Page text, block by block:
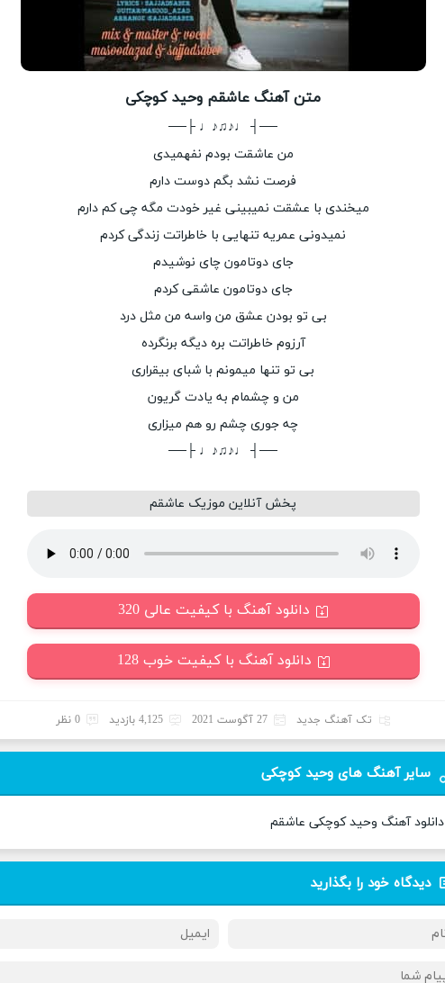
متن آهنگ عاشقم وحید کوچکی
──┤ ♩♪♫♪♩ ├──
من عاشقت بودم نفهمیدی
فرصت نشد بگم دوست دارم
میخندی با عشقت نمیبینی غیر خودت مگه چی کم دارم
نمیدونی عمریه تنهایی با خاطراتت زندگی کردم
جای دوتامون چای نوشیدم
جای دوتامون عاشقی کردم
بی تو بودن عشق من واسه من مثل درد
آرزوم خاطراتت بره دیگه برنگرده
بی تو تنها میمونم با شبای بیقراری
من و چشمام به یادت گریون
چه جوری چشم رو هم میزاری
──┤ ♩♪♫♪♩ ├──
پخش آنلاین موزیک عاشقم
دانلود آهنگ با کیفیت عالی 320
دانلود آهنگ با کیفیت خوب 128
تک آهنگ جدید 27 آگوست 2021 4,125 بازدید 0 نظر
سایر آهنگ های وحید کوچکی
دانلود آهنگ وحید کوچکی عاشقم
دیدگاه خود را بگذارید